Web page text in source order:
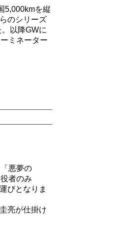
5,000kmを縦
のシリーズ
以降GWに
ミネーター
悪夢の
者のみ
びとなりま
亮が仕掛け